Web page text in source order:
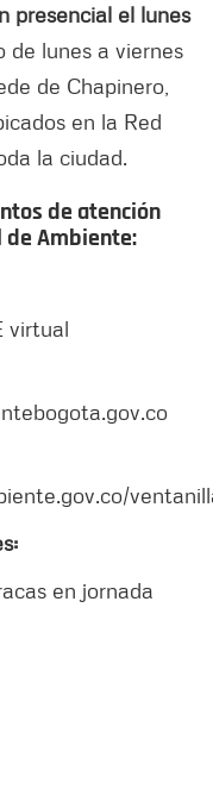
presencial el lunes
de lunes a viernes
de Chapinero,
en la Red
la ciudad.
de atención
Ambiente:
virtual
en jornada